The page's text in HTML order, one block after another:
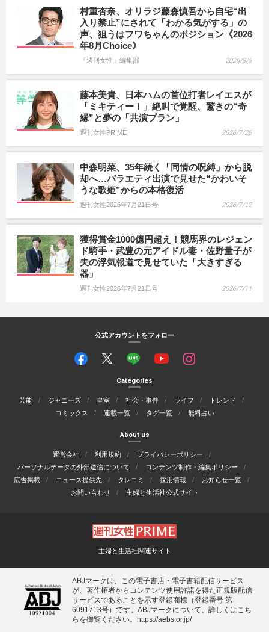
村重杏奈、オリラジ藤森慎吾から自宅“出
入り禁止”にされて「わかる気がする」の
声、狙うはフワちゃんのポジション《2026
年8月Choice》
『週刊女性』編集部 2026/8/5
藤本美貴、日本ハムの首位打者レイエスが
「ミキティー！」絶叫で覚醒、驚きの“奇
縁”と夢の「共演プラン」
週刊女性PRIME 2026/7/26
中森明菜、35年続く「同情の呪縛」から脱
却へ…バラエティ出演で見せた“かわいそ
うな歌姫”からの本格復活
週刊女性2026年7月21日号 2026/7/12
獲得賞金1000億円超え！競馬界のレジェン
ド騎手・武豊の元アイドル妻・佐野量子が
夫の浮気報道で見せていた「大きすぎる
器」
週刊女性2026年7月21日号 2026/7/11
公式アカウントをフォロー
Categories
芸能 ジャニーズ 皇室 社会・事件 ライフ
トレンド
コミックス
連載一覧 タグ一覧 無料占い
About us
運営会社 利用規約
プライバシーポリシー
パーソナルデータの外部送信について
コンテンツ制作・編集ポリシー
広告掲載
ニュース提供先 タレコミ 採用情報
お知らせ一覧
お問い合わせ
主婦と生活社公式サイト
主婦と生活社関連サイト
ABJマークは、この電子書店・電子書籍配信サービス
が、著作権者からコンテンツ使用許諾を得た正規版配信
サービスであることを示す登録商標（登録番号 第
6091713号）です。ABJマークについて、詳しくはこち
らを御覧ください。 https://aebs.or.jp/